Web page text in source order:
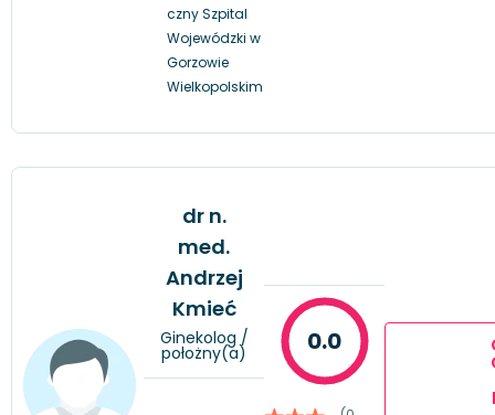
czny Szpital
Wojewódzki w
Gorzowie
Wielkopolskim
dr n.
med.
Andrzej
Kmieć
Ginekolog /
położny(a) 0.0